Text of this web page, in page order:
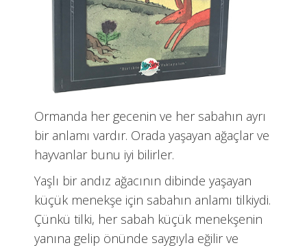
Ormanda her gecenin ve her sabahın ayrı
bir anlamı vardır. Orada yaşayan ağaçlar ve
hayvanlar bunu iyi bilirler.
Yaşlı bir andız ağacının dibinde yaşayan
küçük menekşe için sabahın anlamı tilkiydi.
Çünkü tilki, her sabah küçük menekşenin
yanına gelip önünde saygıyla eğilir ve